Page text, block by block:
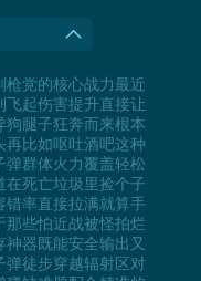
枪党的核心战力最近
飞起伤害提升直接让
狗腿子狂奔而来根本
再比如呕吐酒吧这种
弹群体火力覆盖轻松
在死亡垃圾里捡个子
错率直接拉满就算手
那些怕近战被怪拍烂
器既能安全输出又
弹徒步穿越辐射区对